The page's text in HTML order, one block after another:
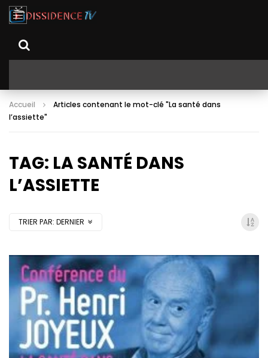
Accueil
Articles contenant le mot-clé "La santé dans
l’assiette"
TAG: LA SANTÉ DANS
L’ASSIETTE
TRIER PAR: DERNIER